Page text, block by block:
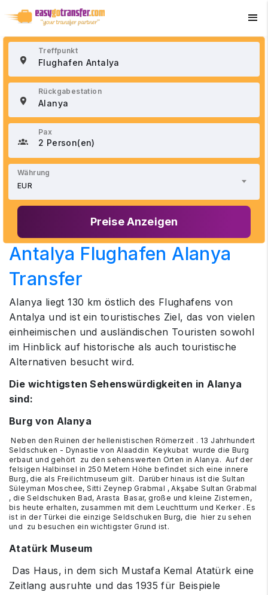
+90 534 033 02 21
Treffpunkt
Rückgabestation
Pax
2 Person(en)
Währung
EUR
Preise Anzeigen
Antalya Flughafen Alanya
Transfer
Alanya liegt 130 km östlich des Flughafens von
Antalya und ist ein touristisches Ziel, das von vielen
einheimischen und ausländischen Touristen sowohl
im Hinblick auf historische als auch touristische
Alternativen besucht wird.
Die wichtigsten Sehenswürdigkeiten in Alanya
sind:
Burg von Alanya
Neben den Ruinen der hellenistischen Römerzeit . 13 Jahrhundert
Seldschuken - Dynastie von Alaaddin Keykubat wurde die Burg
erbaut und gehört zu den sehenswerten Orten in Alanya. Auf der
felsigen Halbinsel in 250 Metern Höhe befindet sich eine innere
Burg, die als Freilichtmuseum gilt. Darüber hinaus ist die Sultan
Süleyman Moschee, Sitti Zeynep Grabmal , Akşabe Sultan Grabmal
, die Seldschuken Bad, Arasta Basar, große und kleine Zisternen,
bis heute erhalten, zusammen mit dem Leuchtturm und Kerker . Es
ist in der Türkei die einzige Seldschuken Burg, die hier zu sehen
und zu besuchen ein wichtigster Grund ist.
Atatürk Museum
Das Haus, in dem sich Mustafa Kemal Atatürk eine
Zeitlang ausruhte und das 1935 für Beispiele